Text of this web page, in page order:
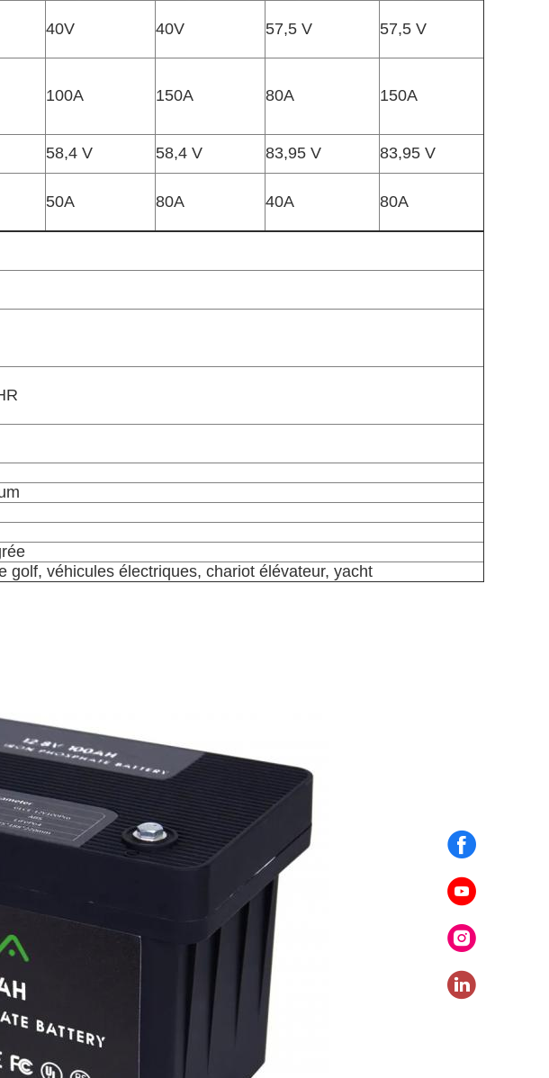
40V 40V 57,5 V 57,5 V
100A 150A 80A 150A
58,4 V 58,4 V 83,95 V
83,95 V
50A 80A 40A 80A
golf, véhicules électriques, chariot élévateur, yacht